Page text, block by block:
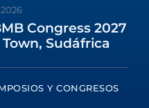
Congress 2027
Sudáfrica
Y CONGRESOS